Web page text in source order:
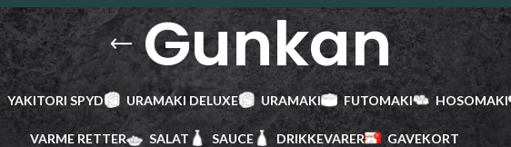
Gunkan
YAKITORI SPYD URAMAKI DELUXE URAMAKI FUTOMAKI HOSOMAKI
VARME RETTER SALAT SAUCE DRIKKEVARER
GAVEKORT